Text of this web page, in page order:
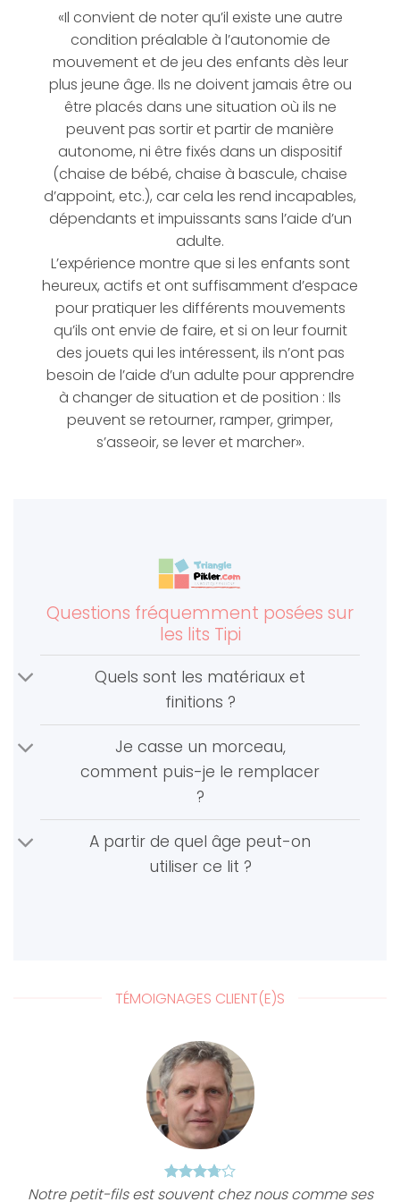
«Il convient de noter qu’il existe une autre
condition préalable à l’autonomie de
mouvement et de jeu des enfants dès leur
plus jeune âge. Ils ne doivent jamais être ou
être placés dans une situation où ils ne
peuvent pas sortir et partir de manière
autonome, ni être fixés dans un dispositif
(chaise de bébé, chaise à bascule, chaise
d’appoint, etc.), car cela les rend incapables,
dépendants et impuissants sans l’aide d’un
adulte.
L’expérience montre que si les enfants sont
heureux, actifs et ont suffisamment d’espace
pour pratiquer les différents mouvements
qu’ils ont envie de faire, et si on leur fournit
des jouets qui les intéressent, ils n’ont pas
besoin de l’aide d’un adulte pour apprendre
à changer de situation et de position : Ils
peuvent se retourner, ramper, grimper,
s’asseoir, se lever et marcher».
Questions fréquemment posées sur
les lits Tipi
Quels sont les matériaux et
finitions ?
Je casse un morceau,
comment puis-je le remplacer
?
A partir de quel âge peut-on
utiliser ce lit ?
TÉMOIGNAGES CLIENT(E)S
Notre petit-fils est souvent chez nous comme ses